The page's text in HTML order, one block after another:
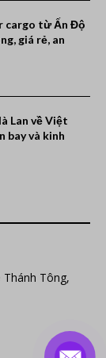
cargo từ Ấn Độ
giá rẻ, an
Lan về Việt
bay và kinh
Tông,